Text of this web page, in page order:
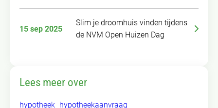
15 sep 2025
Slim je droomhuis vinden tijdens
de NVM Open Huizen Dag
Lees meer over
hypotheek hypotheekaanvraag